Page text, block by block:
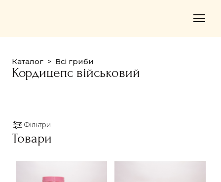
Каталог Всі гриби
Кордицепс військовий
Фільтри
Товари